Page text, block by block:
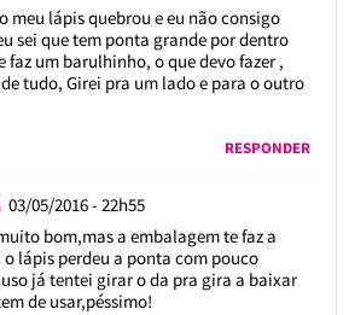
meu lápis quebrou e eu não consigo
sei que tem ponta grande por dentro
faz um barulhinho, o que devo fazer ,
tudo, Girei pra um lado e para o outro
RESPONDER
03/05/2016 - 22h55
bom,mas a embalagem te faz a
lápis perdeu a ponta com pouco
já tentei girar o da pra gira a baixar
de usar,péssimo!